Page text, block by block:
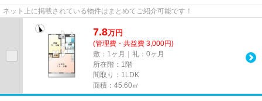
ネット上に掲載されている物件はまとめてご紹介可能です！
7.8万円
(管理費・共益費 3,000円)
敷：1ヶ月｜礼：0ヶ月
所在階：1階
間取り：1LDK
面積：45.60㎡